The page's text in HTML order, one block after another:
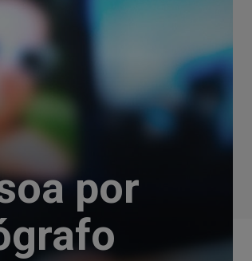
por